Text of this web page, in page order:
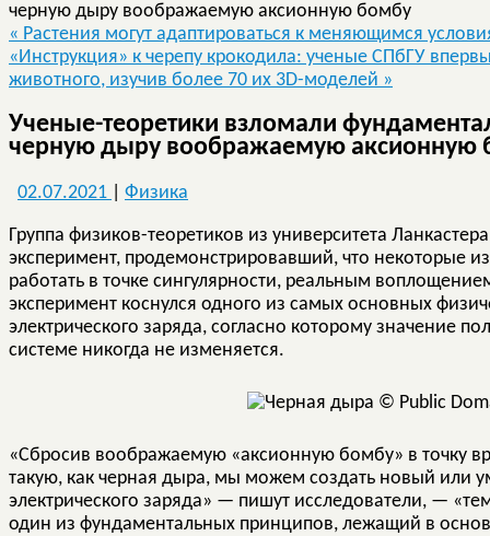
черную дыру воображаемую аксионную бомбу
« Растения могут адаптироваться к меняющимся
«Инструкция» к черепу крокодила: ученые СПбГУ
животного, изучив более 70 их 3D-моделей »
Ученые-теоретики взломали
черную дыру воображаемую аксионную
02.07.2021 Физика
Группа физиков-теоретиков из университета
эксперимент, продемонстрировавший, что некоторые
работать в точке сингулярности, реальным
эксперимент коснулся одного из самых основных
электрического заряда, согласно которому значение
системе никогда не изменяется.
«Сбросив воображаемую «аксионную бомбу» в точку
такую, как черная дыра, мы можем создать новый или
электрического заряда» — пишут исследователи, —
один из фундаментальных принципов, лежащий в